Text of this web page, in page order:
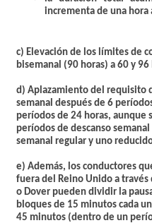
incrementa de una hora
c) Elevación de los límites de
bisemanal (90 horas) a 60 y
d) Aplazamiento del requisito
semanal después de 6
períodos de 24 horas, aunque
períodos de descanso
semanal regular y uno
e) Además, los conductores
fuera del Reino Unido a través
o Dover pueden dividir la
bloques de 15 minutos cada
45 minutos (dentro de un